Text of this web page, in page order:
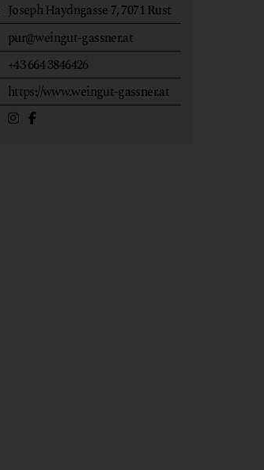
Joseph Haydngasse 7,7071 Rust
pur@weingut-gassner.at
+43 664 3846426
https://www.weingut-gassner.at/